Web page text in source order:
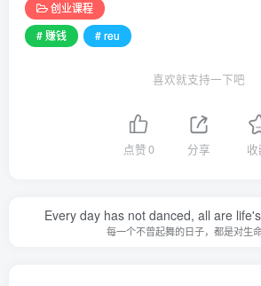
创业课程
# 赚钱
# reu
喜欢就支持一下吧
点赞0 分享 收
Every day has not danced, all are
每一个不曾起舞的日子，都是对生